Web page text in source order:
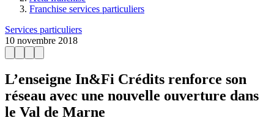
Franchise services particuliers
Services particuliers
10 novembre 2018
L’enseigne In&Fi Crédits renforce son
réseau avec une nouvelle ouverture dans
le Val de Marne